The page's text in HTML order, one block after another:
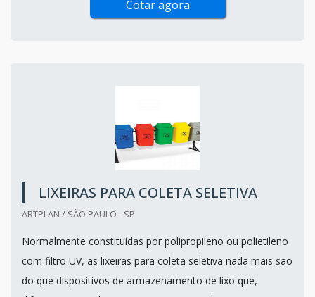
Cotar agora
LIXEIRAS PARA COLETA SELETIVA
ARTPLAN / SÃO PAULO - SP
Normalmente constituídas por polipropileno ou polietileno
com filtro UV, as lixeiras para coleta seletiva nada mais são
do que dispositivos de armazenamento de lixo que,